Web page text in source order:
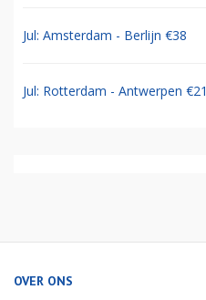
Jul: Amsterdam - Berlijn €38
Jul: Rotterdam - Antwerpen €21
OVER ONS